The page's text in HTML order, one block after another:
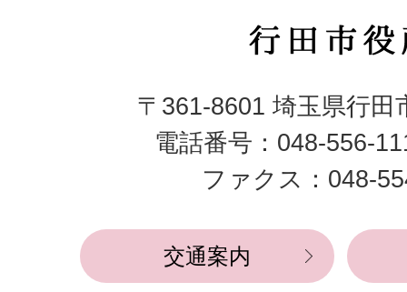
行
市
役
所
〒361-8601 埼玉県行田
電話番号：048-556-
ファクス：048-
交通案内